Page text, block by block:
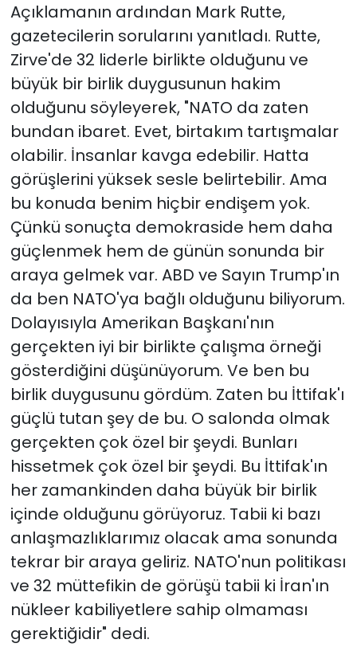
Açıklamanın ardından Mark Rutte,
gazetecilerin sorularını yanıtladı. Rutte,
Zirve'de 32 liderle birlikte olduğunu ve
büyük bir birlik duygusunun hakim
olduğunu söyleyerek, "NATO da zaten
bundan ibaret. Evet, birtakım tartışmalar
olabilir. İnsanlar kavga edebilir. Hatta
görüşlerini yüksek sesle belirtebilir. Ama
bu konuda benim hiçbir endişem yok.
Çünkü sonuçta demokraside hem daha
güçlenmek hem de günün sonunda bir
araya gelmek var. ABD ve Sayın Trump'ın
da ben NATO'ya bağlı olduğunu biliyorum.
Dolayısıyla Amerikan Başkanı'nın
gerçekten iyi bir birlikte çalışma örneği
gösterdiğini düşünüyorum. Ve ben bu
birlik duygusunu gördüm. Zaten bu İttifak'ı
güçlü tutan şey de bu. O salonda olmak
gerçekten çok özel bir şeydi. Bunları
hissetmek çok özel bir şeydi. Bu İttifak'ın
her zamankinden daha büyük bir birlik
içinde olduğunu görüyoruz. Tabii ki bazı
anlaşmazlıklarımız olacak ama sonunda
tekrar bir araya geliriz. NATO'nun politikası
ve 32 müttefikin de görüşü tabii ki İran'ın
nükleer kabiliyetlere sahip olmaması
gerektiğidir" dedi.